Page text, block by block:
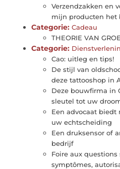
Verzendzakken en
mijn producten het
Categorie: Cadeau
THEORIE VAN
Categorie:
Cao: uitleg en tips!
De stijl van
deze tattooshop in
Deze bouwfirma in
sleutel tot uw
Een advocaat
uw echtscheiding
Een druksensor of
bedrijf
Foire aux
symptômes,